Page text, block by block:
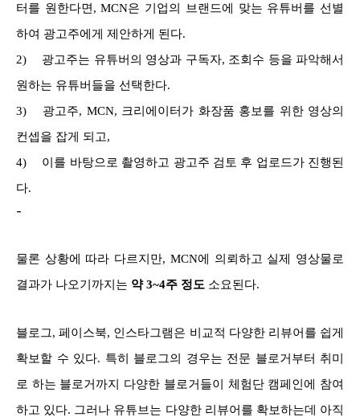
터를 원한다면, MCN은 기업의 브랜드에 맞는 유튜버를 선별
하여 광고주에게 제안하게 된다.
2)
광고주는 유튜버의 영상과 구독자, 조회수 등을 파악해서
원하는 유튜버들을 선택한다.
3)
광고주, MCN, 크리에이터가 화장품 홍보를 위한 영상의
컨셉을 잡게 되고,
4)
이를 바탕으로 촬영하고 광고주 검토 후 업로드가 진행된
다.
-
물론 상황에 따라 다르지만, MCN에 의뢰하고 실제 영상물로
결과가 나오기까지는 약 3~4주 정도 소요된다.
블로그, 페이스북, 인스타그램은 비교적 다양한 리뷰어를 쉽게
확보할 수 있다. 특히 블로그의 경우는 전문 블로거부터 취미
로 하는 블로거까지 다양한 블로거들이 체험단 캠페인에 참여
하고 있다. 그러나 유튜브는 다양한 리뷰어를 확보하는데 아직